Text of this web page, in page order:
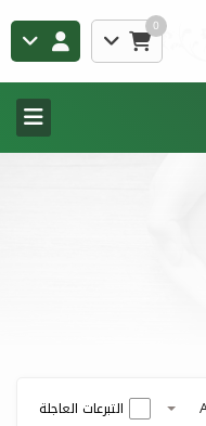
0
التبرعات العاجلة